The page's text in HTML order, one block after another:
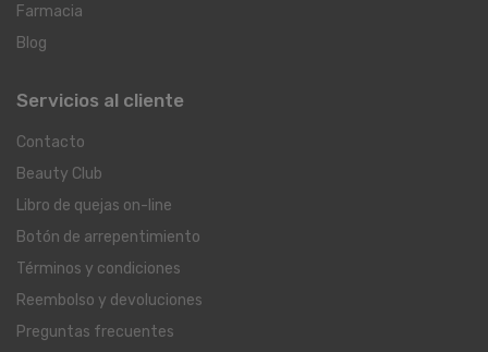
Farmacia
Blog
Servicios al cliente
Contacto
Beauty Club
Libro de quejas on-line
Botón de arrepentimiento
Términos y condiciones
Reembolso y devoluciones
Preguntas frecuentes